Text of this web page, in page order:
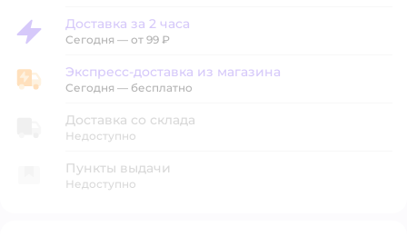
Доставка за 2 часа
Доставка за 2 часа
Сегодня — от 99 ₽
Экспресс-доставка из магазина
Экспресс-доставка из магазина
Сегодня — бесплатно
Доставка со склада
Недоступно
Пункты выдачи
Недоступно